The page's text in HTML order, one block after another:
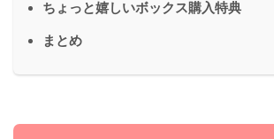
ちょっと嬉しいボックス購入特典
まとめ